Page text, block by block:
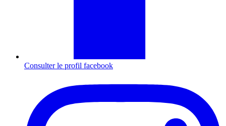
Consulter le profil facebook